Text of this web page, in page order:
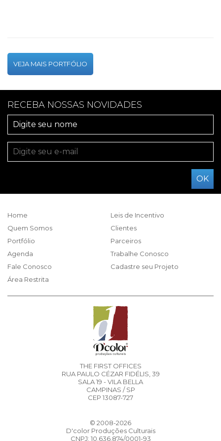
VEJA MAIS PORTFÓLIO
RECEBA NOSSAS NOVIDADES
Home
Quem Somos
Portfólio
Leis de Incentivo
Clientes
Parceiros
Agenda
Fale Conosco
Área Restrita
Trabalhe Conosco
Cadastre seu Projeto
THE FIRST OFFICES
RUA PAULO CÉZAR FIDÉLIS, 39
SALA 19 - VILA BELLA
CAMPINAS / SP
CEP 13087-727
© 2008-2026
D'color Produções Culturais
CNPJ: 10.636.874/0001-93